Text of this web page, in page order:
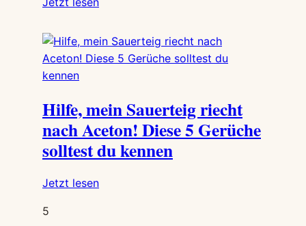
7
Gründe
Sauerteig-
Starter
auf?
So
rettest
du
Hilfe, mein Sauerteig riecht
nach Aceton! Diese 5 Gerüche
solltest du kennen
Jetzt lesen:
5